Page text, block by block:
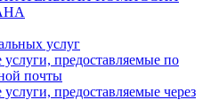
услуг
предоставляемые по
почты
предоставляемые через